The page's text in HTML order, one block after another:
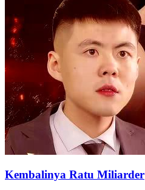
Kembalinya Ratu Miliarder